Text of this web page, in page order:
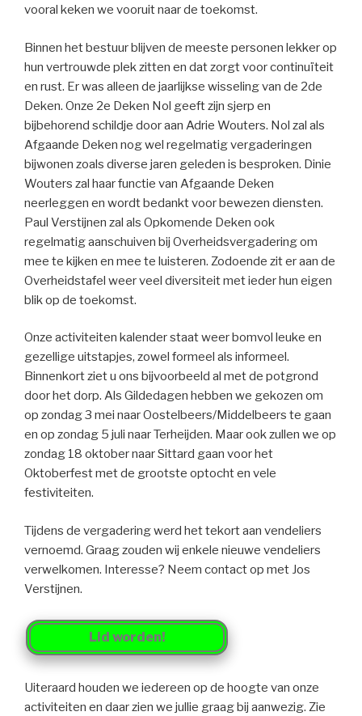
vooral keken we vooruit naar de toekomst.
Binnen het bestuur blijven de meeste personen lekker op
hun vertrouwde plek zitten en dat zorgt voor continuïteit
en rust. Er was alleen de jaarlijkse wisseling van de 2de
Deken. Onze 2e Deken Nol geeft zijn sjerp en
bijbehorend schildje door aan Adrie Wouters. Nol zal als
Afgaande Deken nog wel regelmatig vergaderingen
bijwonen zoals diverse jaren geleden is besproken. Dinie
Wouters zal haar functie van Afgaande Deken
neerleggen en wordt bedankt voor bewezen diensten.
Paul Verstijnen zal als Opkomende Deken ook
regelmatig aanschuiven bij Overheidsvergadering om
mee te kijken en mee te luisteren. Zodoende zit er aan de
Overheidstafel weer veel diversiteit met ieder hun eigen
blik op de toekomst.
Onze activiteiten kalender staat weer bomvol leuke en
gezellige uitstapjes, zowel formeel als informeel.
Binnenkort ziet u ons bijvoorbeeld al met de potgrond
door het dorp. Als Gildedagen hebben we gekozen om
op zondag 3 mei naar Oostelbeers/Middelbeers te gaan
en op zondag 5 juli naar Terheijden. Maar ook zullen we op
zondag 18 oktober naar Sittard gaan voor het
Oktoberfest met de grootste optocht en vele
festiviteiten.
Tijdens de vergadering werd het tekort aan vendeliers
vernoemd. Graag zouden wij enkele nieuwe vendeliers
verwelkomen. Interesse? Neem contact op met Jos
Verstijnen.
Lid worden!
Uiteraard houden we iedereen op de hoogte van onze
activiteiten en daar zien we jullie graag bij aanwezig. Zie